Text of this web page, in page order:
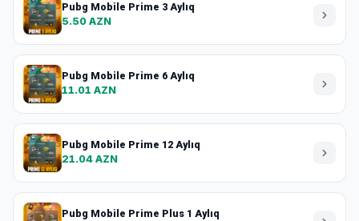
Pubg Mobile Prime 3 Aylıq
5.50 AZN
Pubg Mobile Prime 6 Aylıq
11.01 AZN
Pubg Mobile Prime 12 Aylıq
21.04 AZN
Pubg Mobile Prime Plus 1 Aylıq